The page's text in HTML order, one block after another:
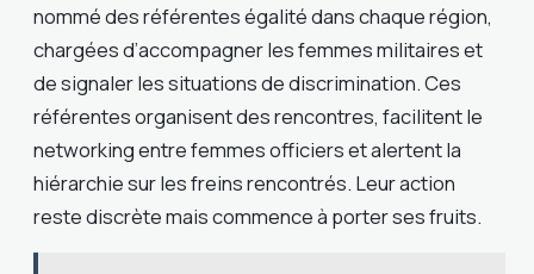
nommé des référentes égalité dans chaque région,
chargées d’accompagner les femmes militaires et
de signaler les situations de discrimination. Ces
référentes organisent des rencontres, facilitent le
networking entre femmes officiers et alertent la
hiérarchie sur les freins rencontrés. Leur action
reste discrète mais commence à porter ses fruits.